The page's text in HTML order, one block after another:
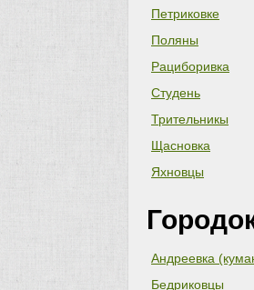
Петриковке
Поляны
Рациборивка
Студень
Трительникы
Щасновка
Яхновцы
Андреевка
Бедриковцы